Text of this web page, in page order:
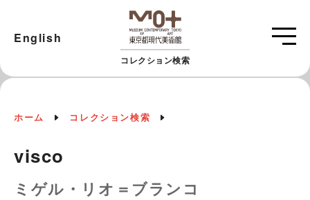
コレクション検索
English
ホーム コレクション検索
visco
ミゲル・リオ＝ブランコ